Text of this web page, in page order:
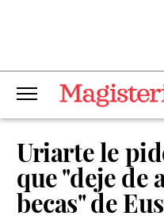
Uriarte le
que "deje de
becas" de